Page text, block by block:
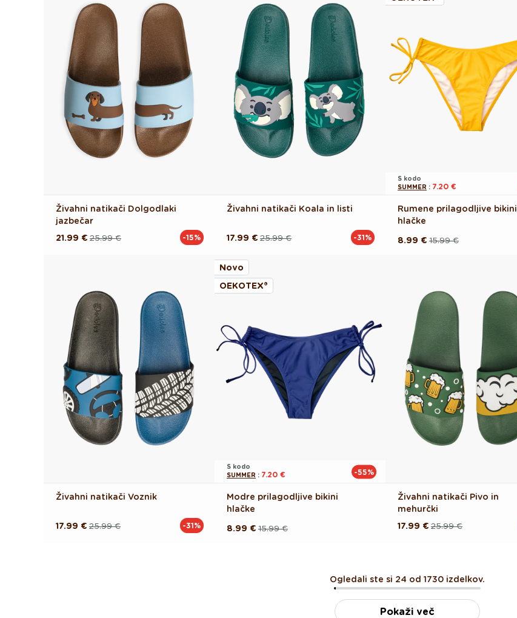
Živahni natikači Dolgodlaki
jazbečar
Redna 25.99 €
Akcijska
21.99 € -15%
Živahni natikači Koala in listi
Redna 25.99 €
Akcijska
17.99 € -31%
S kodo
SUMMER : 7.20 €
Rumene prilagodljive bikini
hlačke
Redna 15.99 €
Akcijska
8.99 €
Živahni natikači Voznik
Redna 25.99 €
Akcijska
17.99 € -31%
Novo
OEKOTEX®
S kodo
SUMMER : 7.20 € -55%
Modre prilagodljive bikini
hlačke
Redna 15.99 €
Akcijska
8.99 €
Živahni natikači Pivo in
mehurčki
Redna 25.99 €
Akcijska
17.99 €
Ogledali ste si 24 od 1730 izdelkov.
Pokaži več